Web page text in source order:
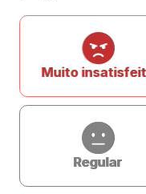
Muito
Regular